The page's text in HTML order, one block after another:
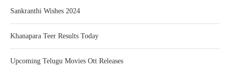
Sankranthi Wishes 2024
Khanapara Teer Results Today
Upcoming Telugu Movies Ott Releases